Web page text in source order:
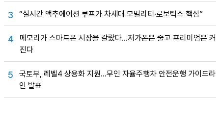
3 “실시간 액추에이션 루프가 차세대 모빌리티·로보틱스 핵심”
4
메모리가 스마트폰 시장을 갈랐다…저가폰은 줄고 프리미엄은 커
진다
5
국토부, 레벨4 상용화 지원…무인 자율주행차 안전운행 가이드라
인 발표